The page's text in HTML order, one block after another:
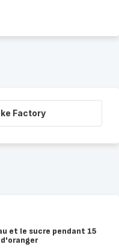
Factory
et le sucre pendant 15